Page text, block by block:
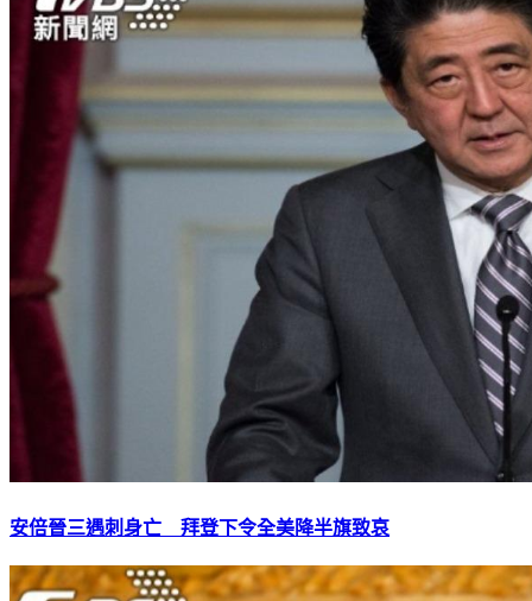
安倍晉三遇刺身亡 拜登下令全美降半旗致哀